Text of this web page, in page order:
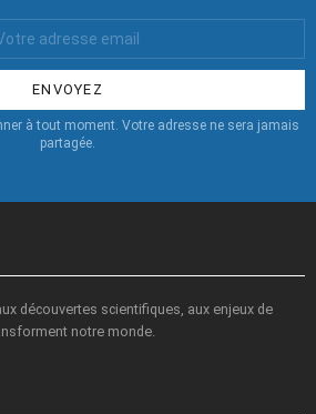
à tout moment. Votre adresse ne sera jamais
partagée.
découvertes scientifiques, aux enjeux de
notre monde.